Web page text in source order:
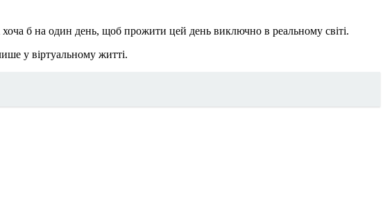
б на один день, щоб прожити цей день виключно в реальному світі.
у віртуальному житті.